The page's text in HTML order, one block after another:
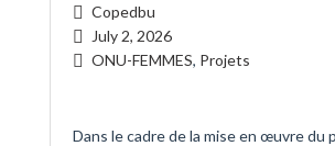
Copedbu
July 2, 2026
ONU-FEMMES, Projets
Dans le cadre de la mise en œuvre du